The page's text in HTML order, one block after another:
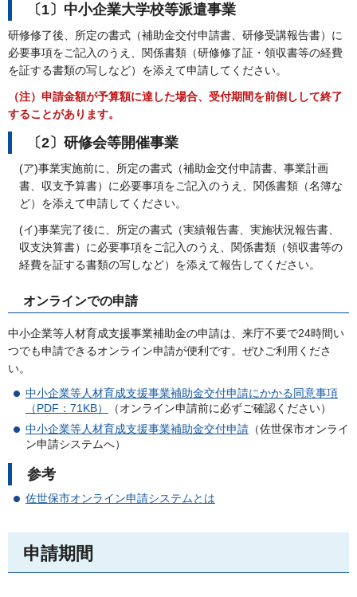
〔1〕中小企業大学校等派遣事業
研修修了後、所定の書式（補助金交付申請書、研修受講報告書）に
必要事項をご記入のうえ、関係書類（研修修了証・領収書等の経費
を証する書類の写しなど）を添えて申請してください。
（注）申請金額が予算額に達した場合、受付期間を前倒しして終了
することがあります。
〔2〕研修会等開催事業
(ア)事業実施前に、所定の書式（補助金交付申請書、事業計画
書、収支予算書）に必要事項をご記入のうえ、関係書類（名簿な
ど）を添えて申請してください。
(イ)事業完了後に、所定の書式（実績報告書、実施状況報告書、
収支決算書）に必要事項をご記入のうえ、関係書類（領収書等の
経費を証する書類の写しなど）を添えて報告してください。
オンラインでの申請
中小企業等人材育成支援事業補助金の申請は、来庁不要で24時間い
つでも申請できるオンライン申請が便利です。ぜひご利用くださ
い。
中小企業等人材育成支援事業補助金交付申請にかかる同意事項
（PDF：71KB）
（オンライン申請前に必ずご確認ください）
中小企業等人材育成支援事業補助金交付申請 （佐世保市オンライ
ン申請システムへ）
参考
佐世保市オンライン申請システムとは
申請期間